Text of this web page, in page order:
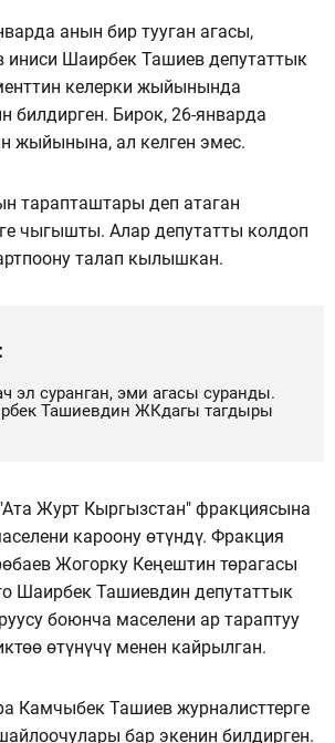
анын бир тууган агасы,
Шаирбек Ташиев депутаттык
келерки жыйынында
билдирген. Бирок, 26-январда
жыйынына, ал келген эмес.
тарапташтары деп атаган
чыгышты. Алар депутатты колдоп
талап кылышкан.
эл суранган, эми агасы суранды.
Ташиевдин ЖКдагы тагдыры
Журт Кыргызстан" фракциясына
кароону өтүндү. Фракция
Жогорку Кеңештин төрагасы
Шаирбек Ташиевдин депутаттык
боюнча маселени ар тараптуу
өтүнүчү менен кайрылган.
Камчыбек Ташиев журналисттерге
бар экенин билдирген.